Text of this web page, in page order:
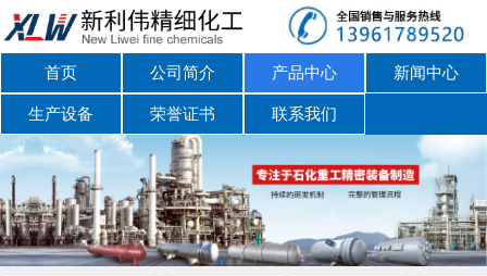
首页 公司简介 产品中心 新闻中心
生产设备 荣誉证书 联系我们